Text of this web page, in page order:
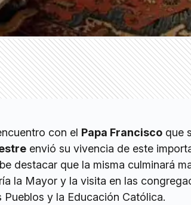
con el Papa Francisco que
envió su vivencia de este
destacar que la misma culminará
la Mayor y la visita en las
y la Educación Católica.